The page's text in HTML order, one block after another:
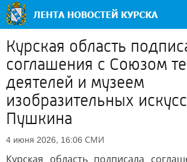
Курская область
соглашения с Союзом
деятелей и музеем
изобразительных
Пушкина
4 июня 2026, 16:06 СМИ
Курская область подписала